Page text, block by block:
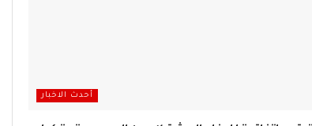
أحدث الاخبار